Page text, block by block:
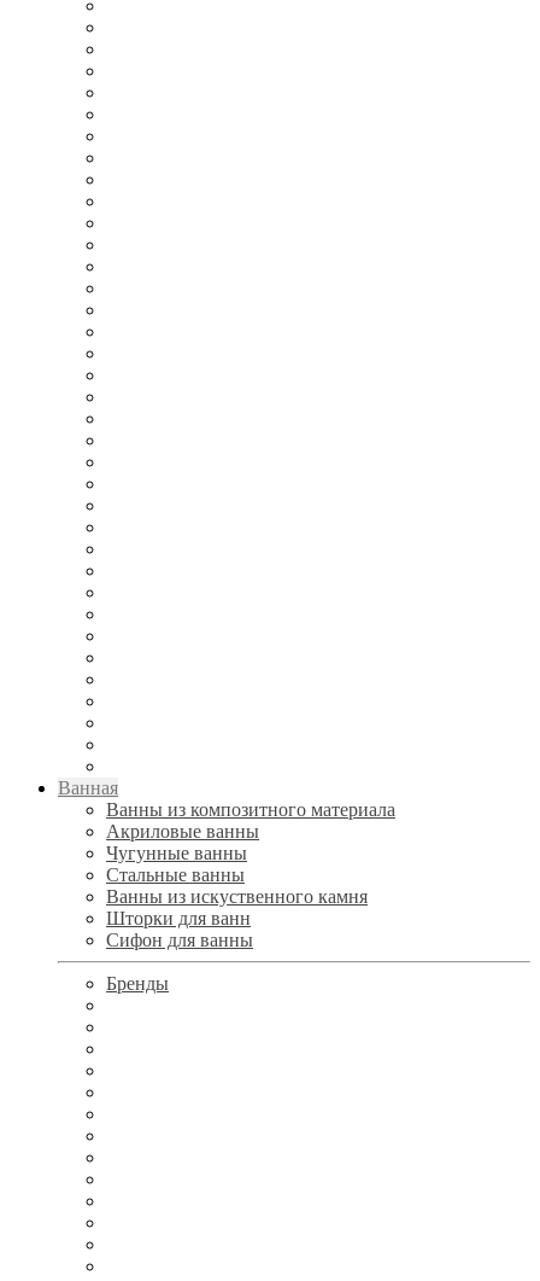
Ванная
Ванны из композитного материала
Акриловые ванны
Чугунные ванны
Стальные ванны
Ванны из искуственного камня
Шторки для ванн
Сифон для ванны
Бренды